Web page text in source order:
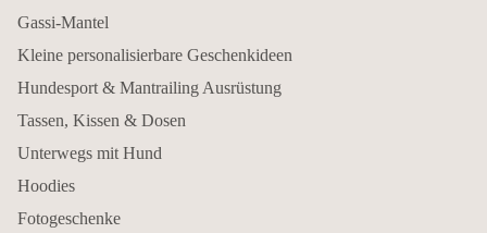
Gassi-Mantel
Kleine personalisierbare Geschenkideen
Hundesport & Mantrailing Ausrüstung
Tassen, Kissen & Dosen
Unterwegs mit Hund
Hoodies
Fotogeschenke